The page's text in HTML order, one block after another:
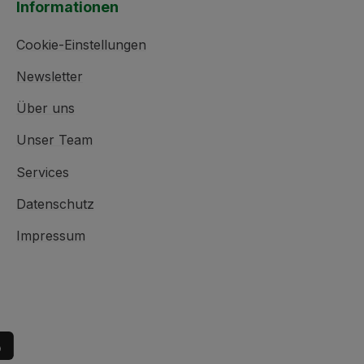
Informationen
Cookie-Einstellungen
Newsletter
Über uns
Unser Team
Services
Datenschutz
Impressum